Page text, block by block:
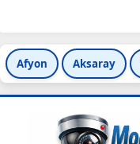
Afyon Aksaray